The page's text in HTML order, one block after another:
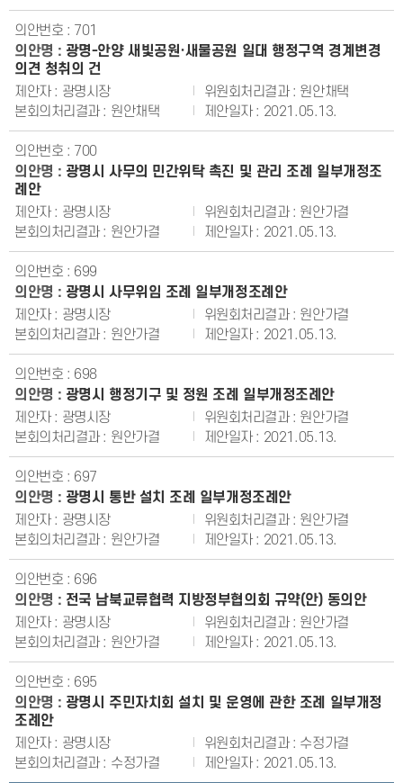
701
광명-안양 새빛공원·새물공원 일대 행정구역 경계변경
의견 청취의 건
광명시장
원안채택
원안채택
2021.05.13.
700
광명시 사무의 민간위탁 촉진 및 관리 조례 일부개정조
례안
광명시장
원안가결
원안가결
2021.05.13.
699
광명시 사무위임 조례 일부개정조례안
광명시장
원안가결
원안가결
2021.05.13.
698
광명시 행정기구 및 정원 조례 일부개정조례안
광명시장
원안가결
원안가결
2021.05.13.
697
광명시 통반 설치 조례 일부개정조례안
광명시장
원안가결
원안가결
2021.05.13.
696
전국 남북교류협력 지방정부협의회 규약(안) 동의안
광명시장
원안가결
원안가결
2021.05.13.
695
광명시 주민자치회 설치 및 운영에 관한 조례 일부개정
조례안
광명시장
수정가결
수정가결
2021.05.13.